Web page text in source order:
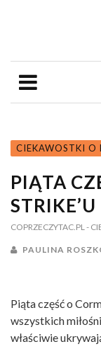
CIEKAWOSTKI O
PIĄTA
COPRZECZYTAC.PL -
PAULINA
Piąta część o
wszystkich
właściwie